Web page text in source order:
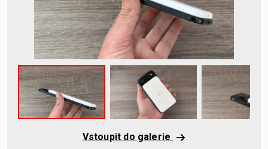
Vstoupit do galerie